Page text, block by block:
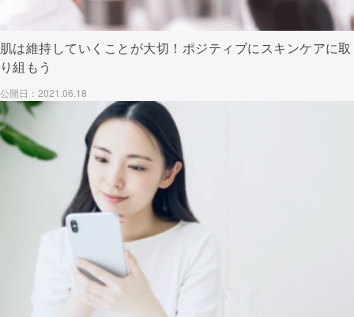
肌は維持していくことが大切！ポジティブにスキンケアに取
り組もう
公開日：2021.06.18